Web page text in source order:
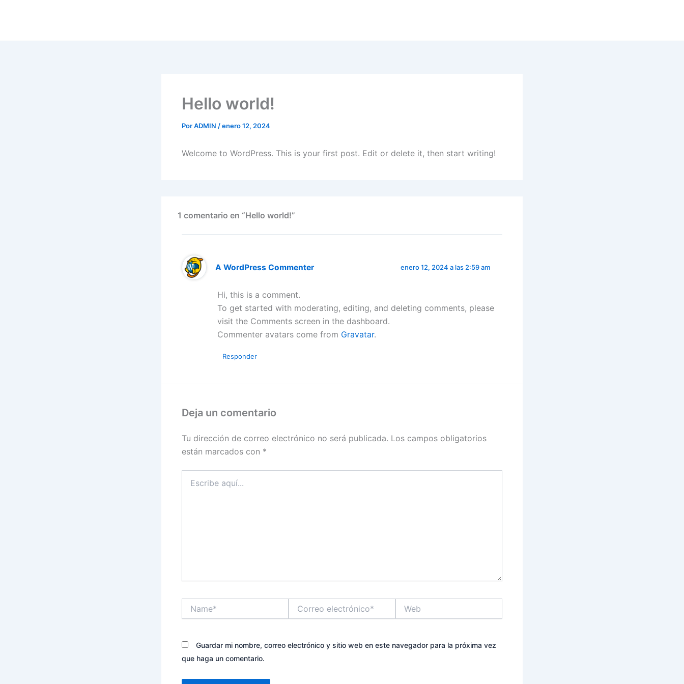
Hello world!
PorADMIN /enero 12, 2024
Welcome to WordPress. This is your first post. Edit or delete it, then start writing!
1 comentario en “Hello world!”
A WordPress Commenter enero 12, 2024 a las 2:59 am
Hi, this is a comment.
To get started with moderating, editing, and deleting comments, please
visit the Comments screen in the dashboard.
Commenter avatars come from Gravatar.
Responder
Deja un comentario
Tu dirección de correo electrónico no será publicada. Los campos obligatorios
están marcados con *
aquí...
electrónico*
Guardar mi nombre, correo electrónico y sitio web en este navegador para la próxima vez
que haga un comentario.